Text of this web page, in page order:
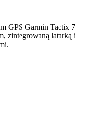
GPS Garmin Tactix 7
zintegrowaną latarką i